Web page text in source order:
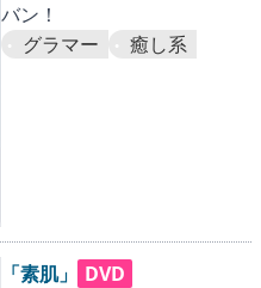
バン！
グラマー
癒し系
「素肌」
DVD